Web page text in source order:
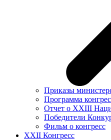
Приказы
Программа
Отчет о XXIII
Победители
Фильм о конгресс
XXII Конгресс